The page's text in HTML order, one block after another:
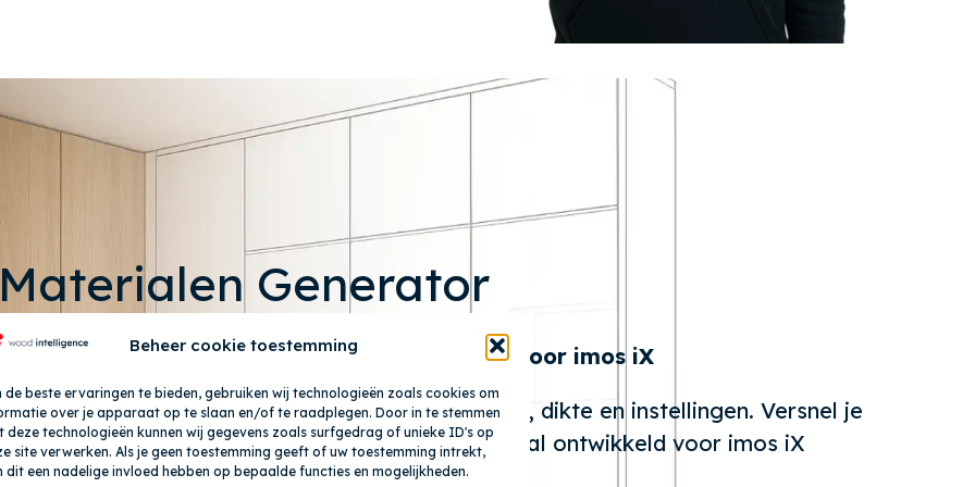
Beheer cookie toestemming
de beste ervaringen te bieden, gebruiken wij technologieën zoals cookies om
over je apparaat op te slaan en/of te raadplegen. Door in te stemmen
deze technologieën kunnen wij gegevens zoals surfgedrag of unieke ID's op
site verwerken. Als je geen toestemming geeft of uw toestemming intrekt,
dit een nadelige invloed hebben op bepaalde functies en mogelijkheden.
Materialen Generator
klik jouw (plaat)materialen & kantenband voor imos iX
surface en kernmateriaal in de perfecte kleur, dikte en instellingen. Versnel je
per order met onze maatwerk apps, speciaal ontwikkeld voor imos iX
professionals.